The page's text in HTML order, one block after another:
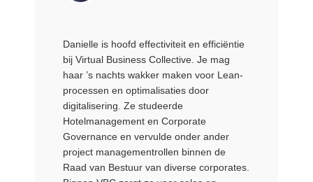
Danielle is hoofd effectiviteit en efficiëntie
bij Virtual Business Collective. Je mag
haar ’s nachts wakker maken voor Lean-
processen en optimalisaties door
digitalisering. Ze studeerde
Hotelmanagement en Corporate
Governance en vervulde onder ander
project managementrollen binnen de
Raad van Bestuur van diverse corporates.